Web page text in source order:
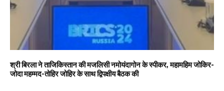
श्री बिरला ने ताजिकिस्तान की मजलिसी नमोयंदागोन के स्पीकर, महामहिम जोकिर-
जोदा महम्मद-तोहिर जोहिर के साथ द्विपक्षीय बैठक की